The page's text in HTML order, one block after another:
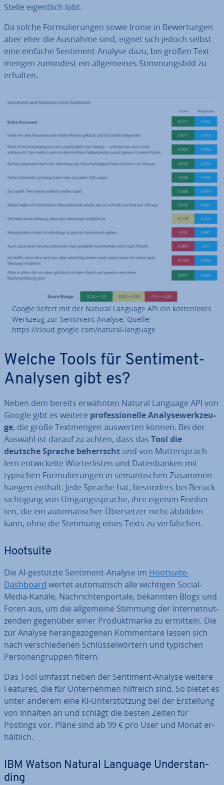
Stelle ei­gent­lich lobt.
Da solche For­mu­lie­run­gen sowie Ironie in Be­wer­tun­gen
aber eher die Ausnahme sind, eignet sich jedoch selbst
eine einfache Sentiment-Analyse dazu, bei großen Text­
men­gen zumindest ein all­ge­mei­nes Stim­mungs­bild zu
erhalten.
Google liefert mit der Natural Language API ein kos­ten­lo­ses
Werkzeug zur Sentiment-Analyse; Quelle:
https://cloud.google.com/natural-language
Welche Tools für Sentiment-
Analysen gibt es?
Neben dem bereits erwähnten Natural Language API von
Google gibt es weitere pro­fes­sio­nel­le Ana­ly­se­werk­zeu­
ge, die große Text­men­gen auswerten können. Bei der
Auswahl ist darauf zu achten, dass das Tool die
deutsche Sprache be­herrscht und von Mut­ter­sprach­
lern ent­wi­ckel­te Wör­ter­lis­ten und Da­ten­ban­ken mit
typischen For­mu­lie­run­gen in se­man­ti­schen Zu­sam­men­
hän­gen enthält. Jede Sprache hat, besonders bei Be­rück­
sich­ti­gung von Um­gangs­spra­che, ihre eigenen Fein­hei­
ten, die ein au­to­ma­ti­scher Über­set­zer nicht abbilden
kann, ohne die Stimmung eines Texts zu ver­fäl­schen.
Hootsuite
Die AI-gestützte Sentiment-Analyse im Hootsuite-
Dashboard wertet au­to­ma­tisch alle wichtigen Social-
Media-Kanäle, Nach­rich­ten­por­ta­le, bekannten Blogs und
Foren aus, um die all­ge­mei­ne Stimmung der In­ter­net­nut­
zen­den gegenüber einer Pro­dukt­mar­ke zu ermitteln. Die
zur Analyse her­an­ge­zo­ge­nen Kom­men­ta­re lassen sich
nach ver­schie­de­nen Schlüs­sel­wör­tern und typischen
Per­so­nen­grup­pen filtern.
Das Tool umfasst neben der Sentiment-Analyse weitere
Features, die für Un­ter­neh­men hilfreich sind. So bietet es
unter anderem eine KI-Un­ter­stüt­zung bei der Er­stel­lung
von Inhalten an und schlägt die besten Zeiten für
Postings vor. Pläne sind ab 99 € pro User und Monat er­
hält­lich.
IBM Watson Natural Language Un­der­stan­
ding